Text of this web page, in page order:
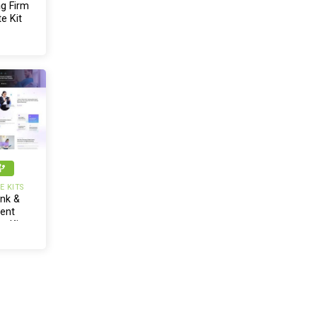
Firm
Kit
KITS
&
Kit